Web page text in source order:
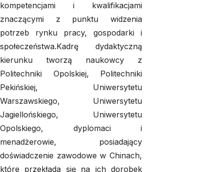
kompetencjami i kwalifikacjami
znaczącymi z punktu widzenia
potrzeb rynku pracy, gospodarki i
społeczeństwa.Kadrę dydaktyczną
kierunku tworzą naukowcy z
Politechniki Opolskiej, Politechniki
Pekińskiej, Uniwersytetu
Warszawskiego, Uniwersytetu
Jagiellońskiego, Uniwersytetu
Opolskiego, dyplomaci i
menadżerowie, posiadający
doświadczenie zawodowe w Chinach,
które przekłada się na ich dorobek